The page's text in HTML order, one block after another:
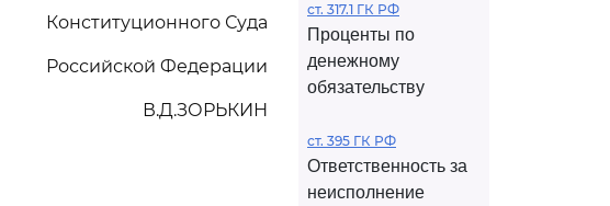
Конституционного Суда
Российской Федерации
В.Д.ЗОРЬКИН
ст. 317.1 ГК РФ
Проценты по
денежному
обязательству
ст. 395 ГК РФ
Ответственность за
неисполнение